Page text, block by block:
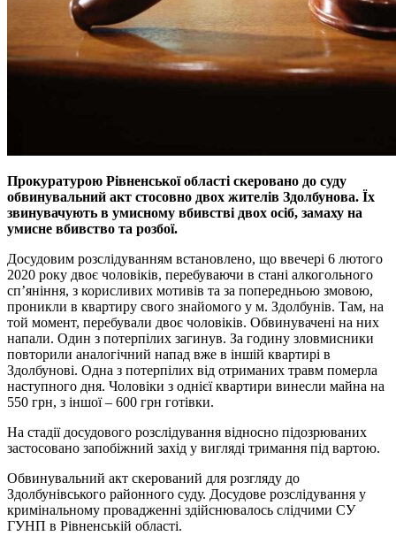
Прокуратурою Рівненської області скеровано до суду
обвинувальний акт стосовно двох жителів Здолбунова. Їх
звинувачують в умисному вбивстві двох осіб, замаху на
умисне вбивство та розбої.
Досудовим розслідуванням встановлено, що ввечері 6 лютого
2020 року двоє чоловіків, перебуваючи в стані алкогольного
сп’яніння, з корисливих мотивів та за попередньою змовою,
проникли в квартиру свого знайомого у м. Здолбунів. Там, на
той момент, перебували двоє чоловіків. Обвинувачені на них
напали. Один з потерпілих загинув. За годину зловмисники
повторили аналогічний напад вже в іншій квартирі в
Здолбунові. Одна з потерпілих від отриманих травм померла
наступного дня. Чоловіки з однієї квартири винесли майна на
550 грн, з іншої – 600 грн готівки.
На стадії досудового розслідування відносно підозрюваних
застосовано запобіжний захід у вигляді тримання під вартою.
Обвинувальний акт скерований для розгляду до
Здолбунівського районного суду. Досудове розслідування у
кримінальному провадженні здійснювалось слідчими СУ
ГУНП в Рівненській області.